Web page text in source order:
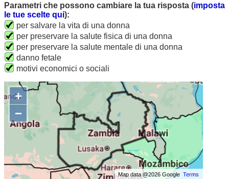
Parametri che possono cambiare la tua risposta (imposta
le tue scelte qui):
per salvare la vita di una donna
per preservare la salute fisica di una donna
per preservare la salute mentale di una donna
danno fetale
motivi economici o sociali
+
−
Map data @2026 GoogleTerms